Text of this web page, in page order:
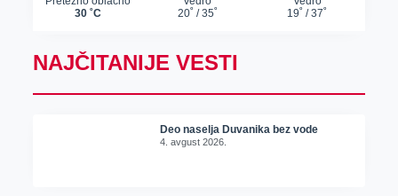
NAJČITANIJE VESTI
Deo naselja Duvanika bez vode
4. avgust 2026.